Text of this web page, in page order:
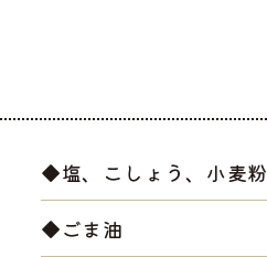
◆塩、こしょう、小麦粉
◆ごま油